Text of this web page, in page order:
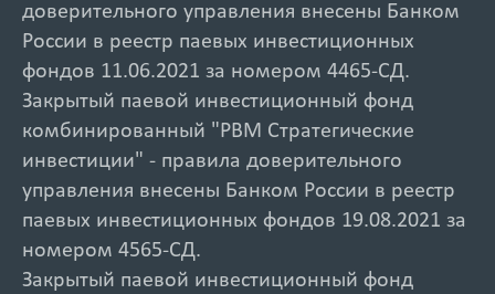
доверительного управления внесены Банком
России в реестр паевых инвестиционных
фондов 11.06.2021 за номером 4465-СД.
Закрытый паевой инвестиционный фонд
комбинированный "РВМ Стратегические
инвестиции" - правила доверительного
управления внесены Банком России в реестр
паевых инвестиционных фондов 19.08.2021 за
номером 4565-СД.
Закрытый паевой инвестиционный фонд